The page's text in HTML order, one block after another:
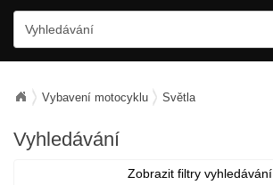
Vybavení motocyklu Světla
Vyhledávání
Zobrazit filtry vyhledávání